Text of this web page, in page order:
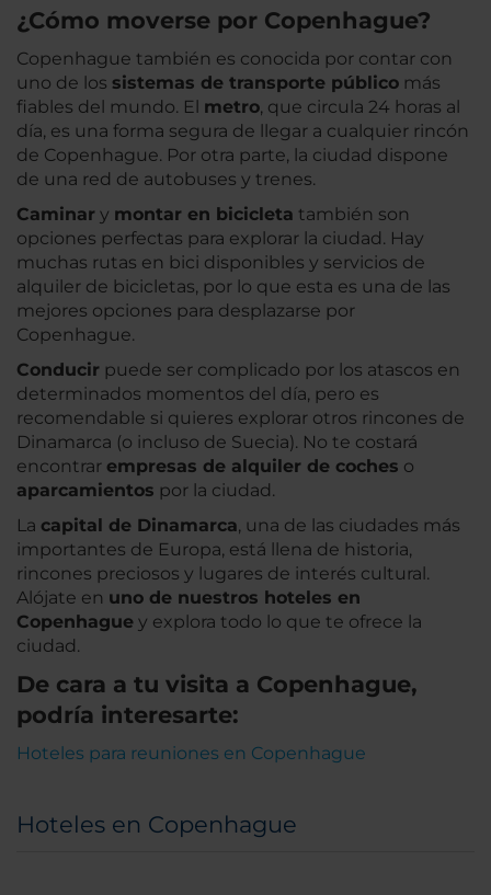
¿Cómo moverse por Copenhague?
Copenhague también es conocida por contar con
uno de los sistemas de transporte público más
fiables del mundo. El metro, que circula 24 horas al
día, es una forma segura de llegar a cualquier rincón
de Copenhague. Por otra parte, la ciudad dispone
de una red de autobuses y trenes.
Caminar y montar en bicicleta también son
opciones perfectas para explorar la ciudad. Hay
muchas rutas en bici disponibles y servicios de
alquiler de bicicletas, por lo que esta es una de las
mejores opciones para desplazarse por
Copenhague.
Conducir puede ser complicado por los atascos en
determinados momentos del día, pero es
recomendable si quieres explorar otros rincones de
Dinamarca (o incluso de Suecia). No te costará
encontrar empresas de alquiler de coches o
aparcamientos por la ciudad.
La capital de Dinamarca, una de las ciudades más
importantes de Europa, está llena de historia,
rincones preciosos y lugares de interés cultural.
Alójate en uno de nuestros hoteles en
Copenhague y explora todo lo que te ofrece la
ciudad.
De cara a tu visita a Copenhague,
podría interesarte:
Hoteles para reuniones en Copenhague
Hoteles en Copenhague